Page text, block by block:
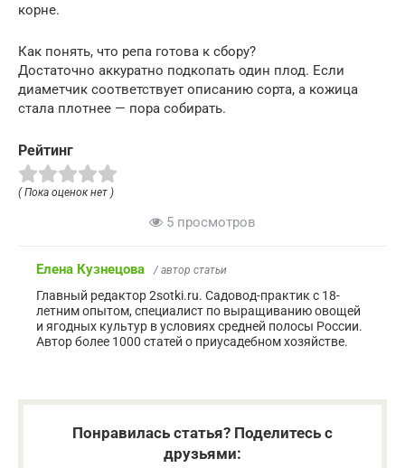
корне.
Как понять, что репа готова к сбору?
Достаточно аккуратно подкопать один плод. Если
диаметчик соответствует описанию сорта, а кожица
стала плотнее — пора собирать.
Рейтинг
( Пока оценок нет )
5 просмотров
Елена Кузнецова / автор статьи
Главный редактор 2sotki.ru. Садовод-практик с 18-
летним опытом, специалист по выращиванию овощей
и ягодных культур в условиях средней полосы России.
Автор более 1000 статей о приусадебном хозяйстве.
Понравилась статья? Поделитесь с
друзьями: